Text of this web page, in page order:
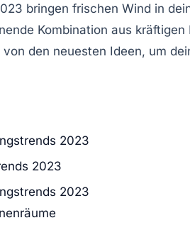
bringen frischen Wind in
Kombination aus kräftigen
den neuesten Ideen, um
2023
2023
2023